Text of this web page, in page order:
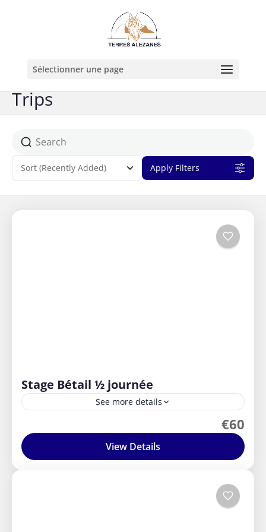
Sélectionner une page
Trips
Sort (Recently Added) Apply Filters
Stage Bétail ½ journée
See more details
Retour aux sources de l’équitation western : le travail
du bétail. Ce stage vous permet de découvrir ou
d’approfondir les bases de l’approche du troupeau,...
€60
View Details